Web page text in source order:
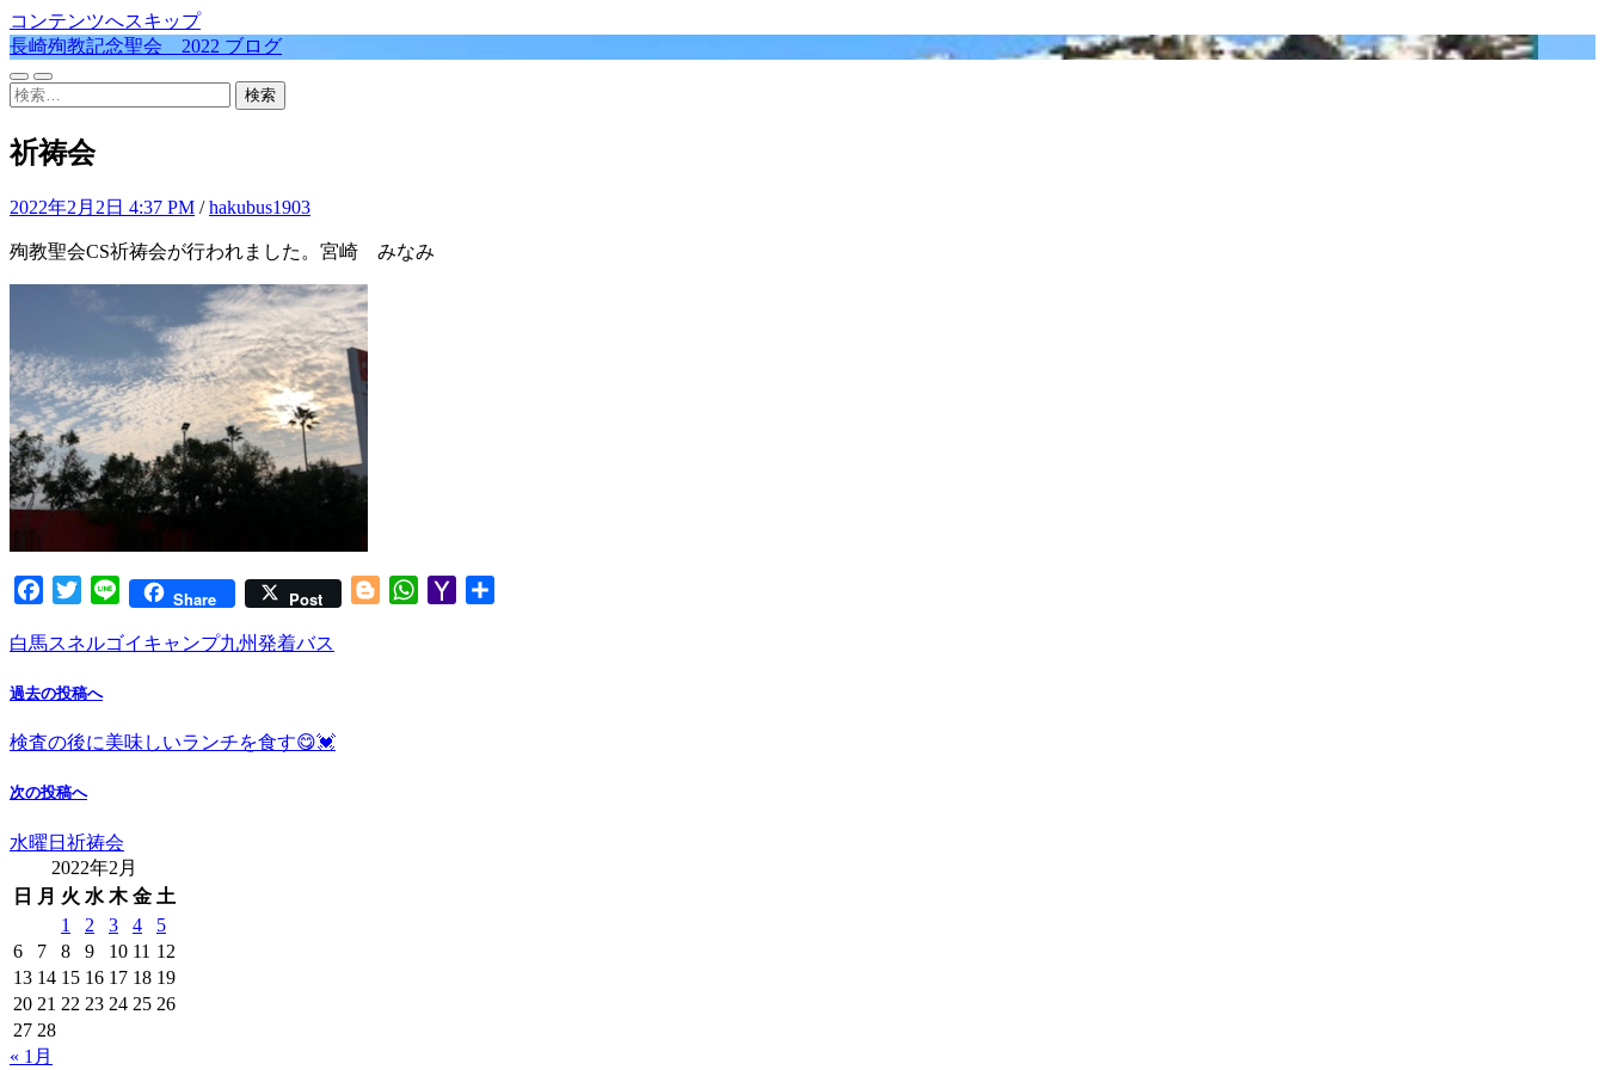
コンテンツへスキップ
長崎殉教記念聖会 2022 ブログ
モ
バ
ル
メ
ュ
を
る
検
索
ィ
ー
ド
切
検
祈祷会
2022年2月2日 4:37 PM /hakubus1903
殉教聖会CS祈祷会が行われました。宮崎 みなみ
Facebook
TwitterLine Share Post BloggerWhatsApp
Yahoo
白馬スネルゴイキャンプ九州発着バス
過去の投稿へ
検査の後に美味しいランチを食す😋💓
次の投稿へ
水曜日祈祷会
2022年2月
日
月 火 水 木 金 土
1
2 3 4
5
6
7 8 9 10 11 12
13 14 15 16 17 18 19
20 21 22 23 24 25 26
27 28
« 1月